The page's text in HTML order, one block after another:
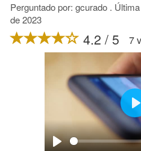
Perguntado por: gcurado .
de 2023
4.2 / 5 7